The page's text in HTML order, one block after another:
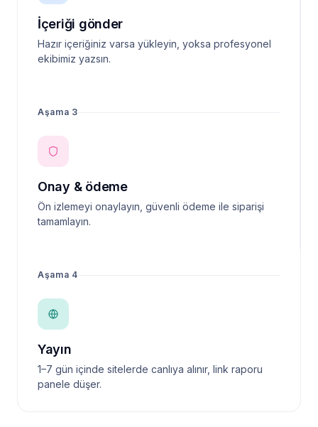
İçeriği gönder
Hazır içeriğiniz varsa yükleyin, yoksa profesyonel
ekibimiz yazsın.
Aşama 3
Onay & ödeme
Ön izlemeyi onaylayın, güvenli ödeme ile siparişi
tamamlayın.
Aşama 4
Yayın
1–7 gün içinde sitelerde canlıya alınır, link raporu
panele düşer.